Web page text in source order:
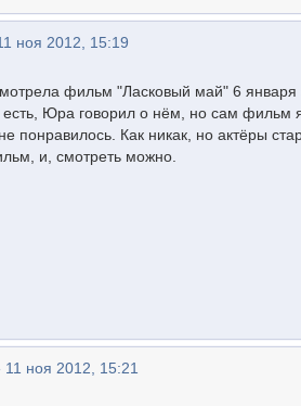
ноя 2012, 15:19
фильм "Ласковый май" 6
есть, Юра говорил о нём, но сам фильм
понравилось. Как никак, но актёры
и, смотреть можно.
11 ноя 2012, 15:21